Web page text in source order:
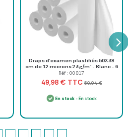
Draps d'examen plastifiés 50X38
cm de 12 microns 23 g/m² - Blanc - 6
rouleaux de 180...
Réf : 00817
49,98 € TTC 50,94 €
En stock- En stock